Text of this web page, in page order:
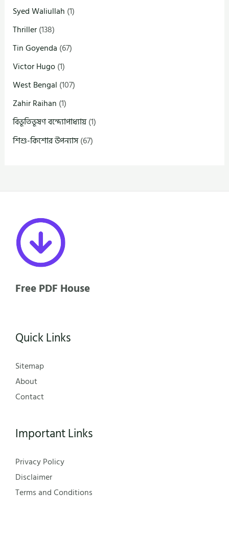
Syed Waliullah (1)
Thriller(138)
Tin Goyenda (67)
Victor Hugo(1)
West Bengal (107)
Zahir Raihan (1)
বিভূতিভূষণ বন্দ্যোপাধ্যায়(1)
শিশু-কিশোর উপন্যাস(67)
Free PDF House
Quick Links
Sitemap
About
Contact
Important Links
Privacy Policy
Disclaimer
Terms and Conditions